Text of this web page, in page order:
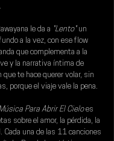
le da a "Lento" un
a la vez, con ese flow
que complementa a la
y la narrativa íntima de
que te hace querer volar, sin
porque el viaje vale la pena.
Para Abrir El Cielo es
sobre el amor, la pérdida, la
Cada una de las 11 canciones